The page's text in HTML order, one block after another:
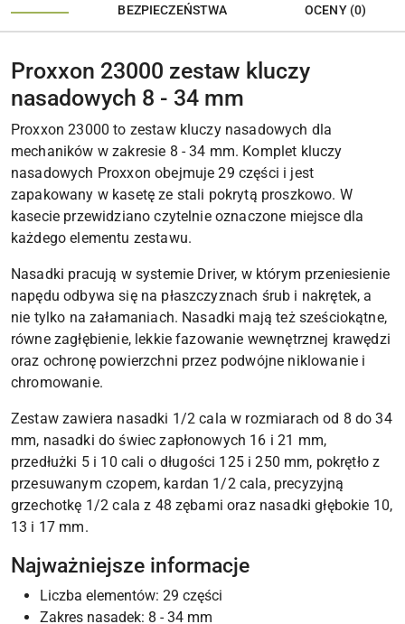
BEZPIECZEŃSTWA
OCENY (0)
Proxxon 23000 zestaw kluczy
nasadowych 8 - 34 mm
Proxxon 23000 to zestaw kluczy nasadowych dla
mechaników w zakresie 8 - 34 mm. Komplet kluczy
nasadowych Proxxon obejmuje 29 części i jest
zapakowany w kasetę ze stali pokrytą proszkowo. W
kasecie przewidziano czytelnie oznaczone miejsce dla
każdego elementu zestawu.
Nasadki pracują w systemie Driver, w którym przeniesienie
napędu odbywa się na płaszczyznach śrub i nakrętek, a
nie tylko na załamaniach. Nasadki mają też sześciokątne,
równe zagłębienie, lekkie fazowanie wewnętrznej krawędzi
oraz ochronę powierzchni przez podwójne niklowanie i
chromowanie.
Zestaw zawiera nasadki 1/2 cala w rozmiarach od 8 do 34
mm, nasadki do świec zapłonowych 16 i 21 mm,
przedłużki 5 i 10 cali o długości 125 i 250 mm, pokrętło z
przesuwanym czopem, kardan 1/2 cala, precyzyjną
grzechotkę 1/2 cala z 48 zębami oraz nasadki głębokie 10,
13 i 17 mm.
Najważniejsze informacje
Liczba elementów: 29 części
Zakres nasadek: 8 - 34 mm